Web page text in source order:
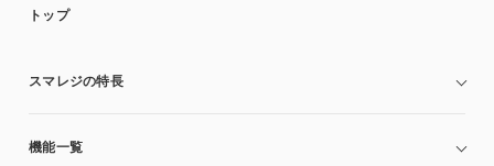
トップ
スマレジの特長
機能一覧